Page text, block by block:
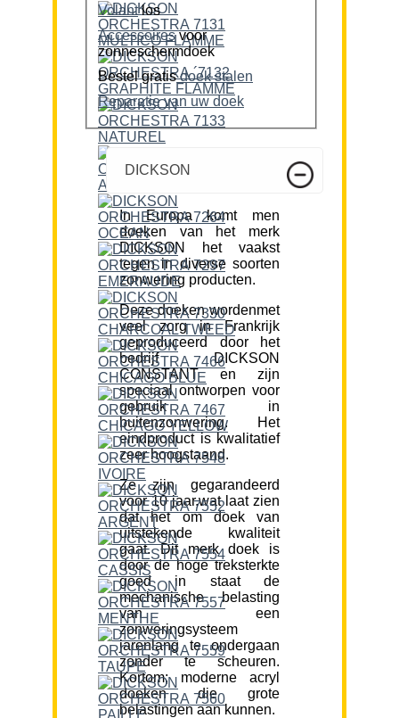
Volantlos
Accessoiresvoor
zonneschermdoek
Bestel gratis doek stalen
Reparatie van uw doek
DICKSON
In Europa komt men
doeken van het merk
DICKSON het vaakst
tegen in diverse soorten
zonwering producten.
Deze doeken wordenmet
veel zorg in Frankrijk
geproduceerd door het
bedrijf DICKSON
CONSTANT en zijn
speciaal ontworpen voor
gebruik in
buitenzonwering. Het
eindproduct is kwalitatief
zeer hoogstaand.
Ze zijn gegarandeerd
voor 10 jaar,wat laat zien
dat het om doek van
uitstekende kwaliteit
gaat. Dit merk doek is
door de hoge treksterkte
goed in staat de
mechanische belasting
van een
zonweringsysteem
jarenlang te ondergaan
zonder te scheuren.
Kortom; moderne acryl
doeken die grote
belastingen aan kunnen.